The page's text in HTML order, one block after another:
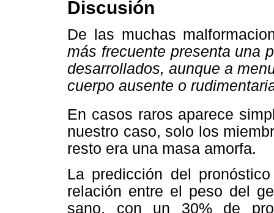
Discusión
De las muchas
más frecuente presenta una
desarrollados, aunque a
cuerpo ausente o
En casos raros aparece
nuestro caso, solo los
resto era una masa amorfa.
La predicción del
relación entre el peso del
sano, con un 30% de